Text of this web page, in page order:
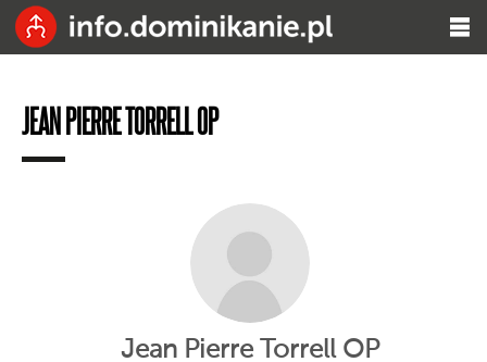
JEAN PIERRE TORRELL OP
Jean Pierre Torrell OP